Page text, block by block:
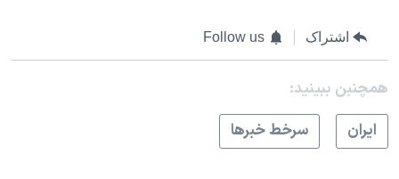
اشتراک Follow us
همچنبن ببینید:
ايران
سرخط خبرها